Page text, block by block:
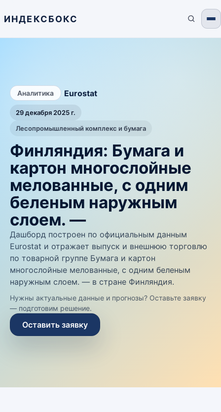
ИНДЕКСБОКС
Аналитика Eurostat
29 декабря 2025 г.
Лесопромышленный комплекс и бумага
Финляндия: Бумага и
картон многослойные
мелованные, с одним
беленым наружным
слоем. —
Дашборд построен по официальным данным
Eurostat и отражает выпуск и внешнюю торговлю
по товарной группе Бумага и картон
многослойные мелованные, с одним беленым
наружным слоем. — в стране Финляндия.
Нужны актуальные данные и прогнозы? Оставьте заявку
— подготовим решение.
Оставить заявку